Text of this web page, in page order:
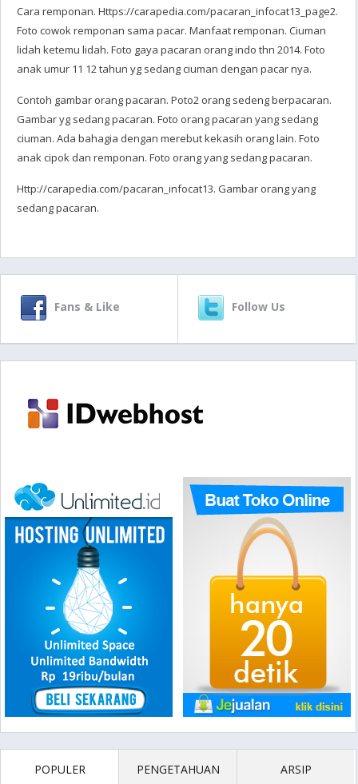
Cara remponan. Https://carapedia.com/pacaran_infocat13_page2.
Foto cowok remponan sama pacar. Manfaat remponan. Ciuman
lidah ketemu lidah. Foto gaya pacaran orang indo thn 2014. Foto
anak umur 11 12 tahun yg sedang ciuman dengan pacar nya.
Contoh gambar orang pacaran. Poto2 orang sedeng berpacaran.
Gambar yg sedang pacaran. Foto orang pacaran yang sedang
ciuman. Ada bahagia dengan merebut kekasih orang lain. Foto
anak cipok dan remponan. Foto orang yang sedang pacaran.
Http://carapedia.com/pacaran_infocat13. Gambar orang yang
sedang pacaran.
Fans & Like Follow Us
POPULER PENGETAHUAN ARSIP